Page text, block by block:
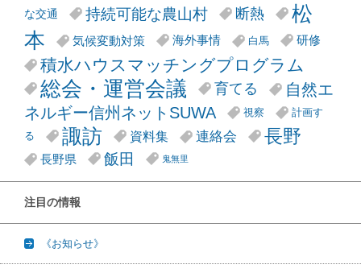
な交通 持続可能な農山村 断熱
松
本
気候変動対策 海外事情 白馬 研修
積水ハウスマッチングプログラム
総会・運営会議 育てる
自然エ
ネルギー信州ネットSUWA
視察
計画す
る
諏訪 資料集 連絡会 長野
長野県 飯田 鬼無里
注目の情報
《お知らせ》